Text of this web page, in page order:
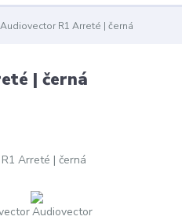
Audiovector R1 Arreté | černá
| černá